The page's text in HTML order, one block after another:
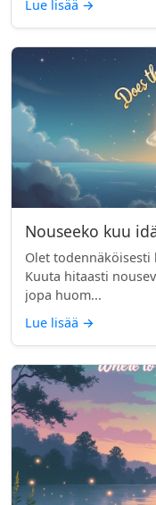
Lue lisää →
Nouseeko kuu
Olet
Kuuta hitaasti
jopa huom...
Lue lisää →